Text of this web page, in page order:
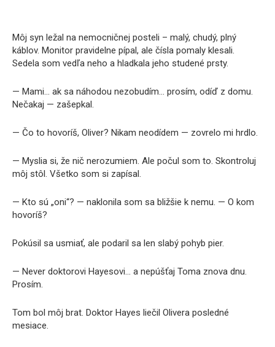
Môj syn ležal na nemocničnej posteli – malý, chudý, plný
káblov. Monitor pravidelne pípal, ale čísla pomaly klesali.
Sedela som vedľa neho a hladkala jeho studené prsty.
— Mami… ak sa náhodou nezobudím… prosím, odíď z domu.
Nečakaj — zašepkal.
— Čo to hovoríš, Oliver? Nikam neodídem — zovrelo mi hrdlo.
— Myslia si, že nič nerozumiem. Ale počul som to. Skontroluj
môj stôl. Všetko som si zapísal.
— Kto sú „oni“? — naklonila som sa bližšie k nemu. — O kom
hovoríš?
Pokúsil sa usmiať, ale podaril sa len slabý pohyb pier.
— Never doktorovi Hayesovi… a nepúšťaj Toma znova dnu.
Prosím.
Tom bol môj brat. Doktor Hayes liečil Olivera posledné
mesiace.